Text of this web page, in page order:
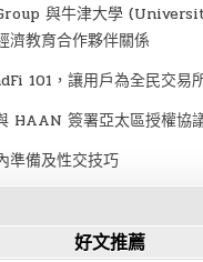
與牛津大學
濟教育合作夥伴關係
101，讓用戶為全民交易
HAAN 簽署亞太區授權協
準備及性交技巧
好文推薦